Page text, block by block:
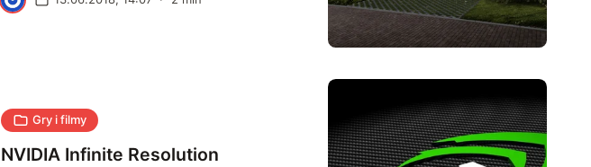
mieszkalne nie będą wybudowane
Gry i filmy
NVIDIA Infinite Resolution